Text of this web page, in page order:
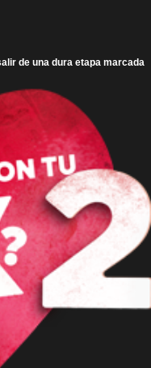
de una dura etapa marcada